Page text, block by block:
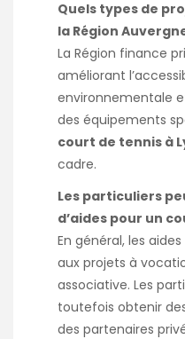
Quels types de
la Région
La Région finance
améliorant
environnementale
des équipements
court de tennis à
cadre.
Les particuliers
d’aides pour un
En général, les
aux projets à
associative. Les
toutefois obtenir
des partenaires